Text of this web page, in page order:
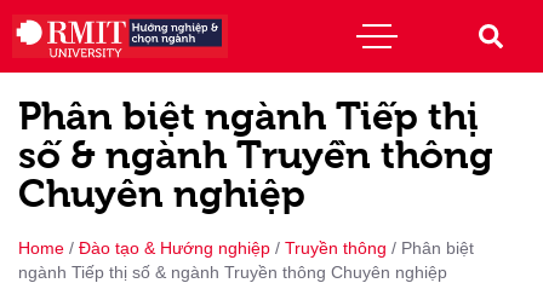
Phân biệt ngành Tiếp thị
số & ngành Truyền thông
Chuyên nghiệp
Home / Đào tạo & Hướng nghiệp / Truyền thông / Phân biệt
ngành Tiếp thị số & ngành Truyền thông Chuyên nghiệp